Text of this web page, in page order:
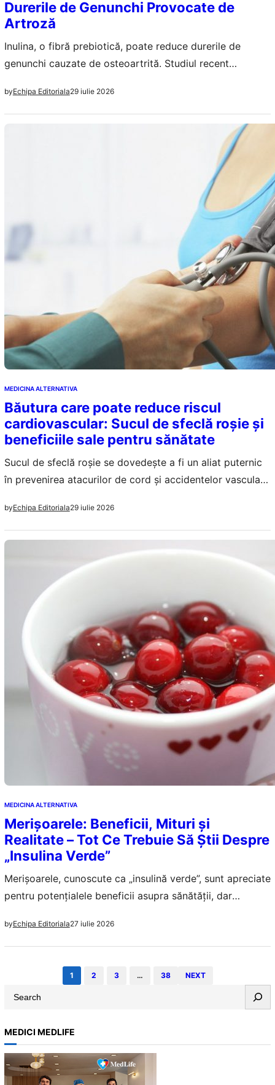
Durerile de Genunchi Provocate de
Artroză
Inulina, o fibră prebiotică, poate reduce durerile de
genunchi cauzate de osteoartrită. Studiul recent
percepția durerii.
byEchipa Editoriala29 iulie 2026
MEDICINA ALTERNATIVA
Băutura care poate reduce riscul
cardiovascular: Sucul de sfeclă roșie și
beneficiile sale pentru sănătate
Sucul de sfeclă roșie se dovedește a fi un aliat puternic
în prevenirea atacurilor de cord și accidentelor vasculare
byEchipa Editoriala29 iulie 2026
MEDICINA ALTERNATIVA
Merișoarele: Beneficii, Mituri și
Realitate – Tot Ce Trebuie Să Știi Despre
„Insulina Verde”
Merișoarele, cunoscute ca „insulină verde”, sunt apreciate
pentru potențialele beneficii asupra sănătății, dar
știi despre aceste fructe.
byEchipa Editoriala27 iulie 2026
1 2 3 … 38 NEXT
a
r
c
h
MEDICI MEDLIFE